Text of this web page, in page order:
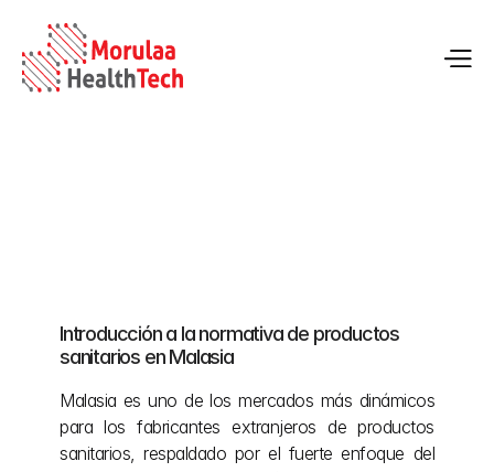
13 may 2026
Introducción a la normativa de productos
sanitarios en Malasia
Malasia es uno de los mercados más dinámicos
para los fabricantes extranjeros de productos
sanitarios, respaldado por el fuerte enfoque del